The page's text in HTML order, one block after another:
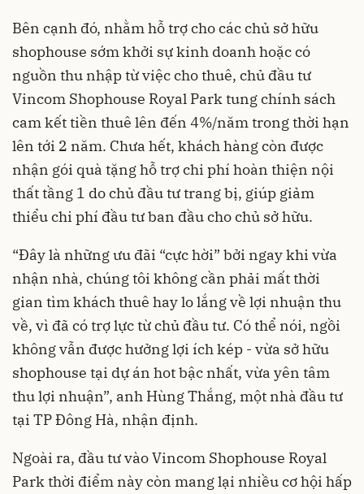
Bên cạnh đó, nhằm hỗ trợ cho các chủ sở hữu
shophouse sớm khởi sự kinh doanh hoặc có
nguồn thu nhập từ việc cho thuê, chủ đầu tư
Vincom Shophouse Royal Park tung chính sách
cam kết tiền thuê lên đến 4%/năm trong thời hạn
lên tới 2 năm. Chưa hết, khách hàng còn được
nhận gói quà tặng hỗ trợ chi phí hoàn thiện nội
thất tầng 1 do chủ đầu tư trang bị, giúp giảm
thiểu chi phí đầu tư ban đầu cho chủ sở hữu.
“Đây là những ưu đãi “cực hời” bởi ngay khi vừa
nhận nhà, chúng tôi không cần phải mất thời
gian tìm khách thuê hay lo lắng về lợi nhuận thu
về, vì đã có trợ lực từ chủ đầu tư. Có thể nói, ngồi
không vẫn được hưởng lợi ích kép - vừa sở hữu
shophouse tại dự án hot bậc nhất, vừa yên tâm
thu lợi nhuận”, anh Hùng Thắng, một nhà đầu tư
tại TP Đông Hà, nhận định.
Ngoài ra, đầu tư vàoVincom Shophouse Royal
Parkthời điểm này còn mang lại nhiều cơ hội hấp